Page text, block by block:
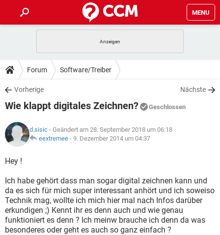
MENU
ANDROID IOS
WINDOWS 10
WHATSAPP TIKTOK
FACEBOOK
TIPPS & TRICKS
SPIELE
WHATSAPP TIKTOK
FACEBOOK
DOWNLOADS
SPIELE STREAMING
ANDROID
WINDOWS 10 INSTAGRAM
WHATSAPP
SPIELE STREAMING
ANDROID
WINDOWS 10
WHATSAPP TIKTOK
FACEBOOK HARDWARE
LEXIKON
SPIELE
WINDOWS 10 INSTAGRAM
WHATSAPP TIKTOK
FACEBOOK HARDWARE
Forum Software/Treiber
Vorherige Nächste
Wie klappt digitales Zeichnen? Geschlossen
d.sisic - Geändert am 28. September 2018 um 06:18
eextremee - 9. Dezember 2014 um 04:37
Hey !
Ich habe gehört dass man sogar digital zeichnen kann und
da es sich für mich super interessant anhört und ich soweiso
Technik mag, wollte ich mich hier mal nach Infos darüber
erkundigen ;) Kennt ihr es denn auch und wie genau
funktioniert es denn ? Ich meinw brauche ich denn da was
besonderes oder geht es auch so ganz einfach ?